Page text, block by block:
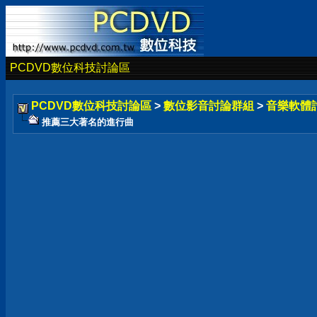
PCDVD數位科技討論區
PCDVD數位科技討論區 > 數位影音討論群組 > 音樂軟體
推薦三大著名的進行曲